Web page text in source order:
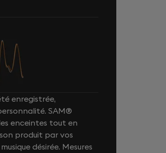
enregistrée,
SAM®
enceintes tout en
produit par vos
désirée. Mesures